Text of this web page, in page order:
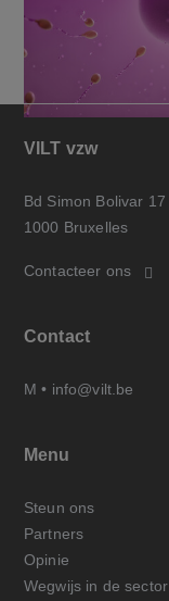
VILT vzw
Bd Simon Bolivar 17
1000 Bruxelles
Contacteer ons
Contact
M • info@vilt.be
Menu
Steun ons
Partners
Opinie
Wegwijs in de sector